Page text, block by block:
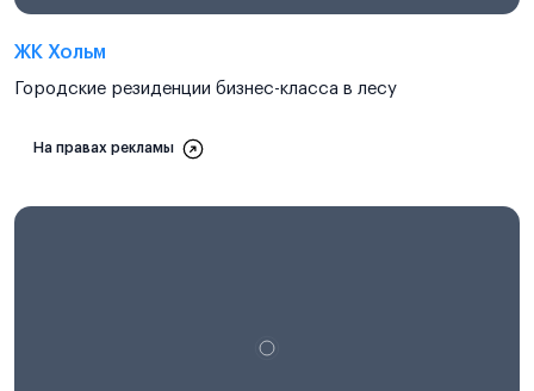
ЖК Хольм
Городские резиденции бизнес-класса в лесу
На правах рекламы